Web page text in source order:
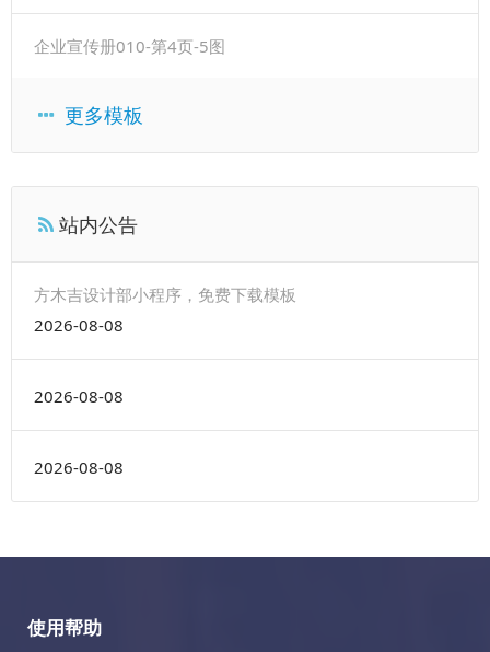
企业宣传册010-第4页-5图
更多模板
站内公告
方木吉设计部小程序，免费下载模板
2026-08-08
2026-08-08
2026-08-08
使用帮助